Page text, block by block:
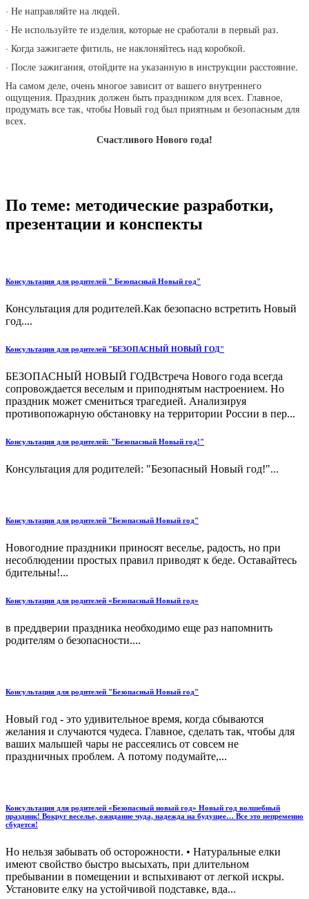
· Не направляйте на людей.
· Не используйте те изделия, которые не сработали в первый раз.
· Когда зажигаете фитиль, не наклоняйтесь над коробкой.
· После зажигания, отойдите на указанную в инструкции расстояние.
На самом деле, очень многое зависит от вашего внутреннего
ощущения. Праздник должен быть праздником для всех. Главное,
продумать все так, чтобы Новый год был приятным и безопасным для
всех.
Счастливого Нового года!
По теме: методические разработки,
презентации и конспекты
Консультация для родителей " Безопасный Новый год"
Консультация для родителей.Как безопасно встретить Новый
год....
Консультация для родителей "БЕЗОПАСНЫЙ НОВЫЙ ГОД"
БЕЗОПАСНЫЙ НОВЫЙ ГОДВстреча Нового года всегда
сопровождается веселым и приподнятым настроением. Но
праздник может смениться трагедией. Анализируя
противопожарную обстановку на территории России в пер...
Консультация для родителей: "Безопасный Новый год!"
Консультация для родителей: "Безопасный Новый год!"...
Консультация для родителей "Безопасный Новый год"
Новогодние праздники приносят веселье, радость, но при
несоблюдении простых правил приводят к беде. Оставайтесь
бдительны!...
Консультация для родителей «Безопасный Новый год»
в преддверии праздника необходимо еще раз напомнить
родителям о безопасности....
Консультация для родителей "Безопасный Новый год"
Новый год - это удивительное время, когда сбываются
желания и случаются чудеса. Главное, сделать так, чтобы для
ваших малышей чары не рассеялись от совсем не
праздничных проблем. А потому подумайте,...
Консультация для родителей «Безопасный новый год» Новый год волшебный
праздник! Вокруг веселье, ожидание чуда, надежда на будущее… Все это непременно
сбудется!
Но нельзя забывать об осторожности. • Натуральные елки
имеют свойство быстро высыхать, при длительном
пребывании в помещении и вспыхивают от легкой искры.
Установите елку на устойчивой подставке, вда...